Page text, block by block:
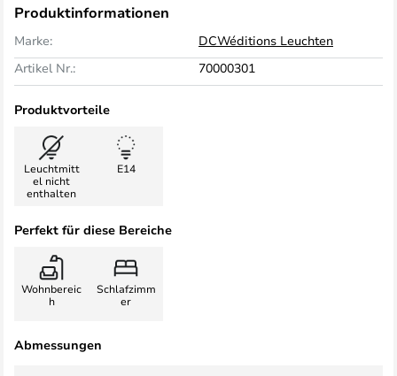
Produktinformationen
Marke:
DCWéditions Leuchten
Artikel Nr.:
70000301
Produktvorteile
Leuchtmitt
el nicht
enthalten
E14
Perfekt für diese Bereiche
Wohnbereic
h
Schlafzimm
er
Abmessungen